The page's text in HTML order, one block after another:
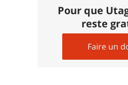
Pour que
reste
Faire un